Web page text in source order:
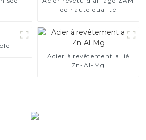
de haute qualité
Acier à revêtement allié
Zn-Al-Mg